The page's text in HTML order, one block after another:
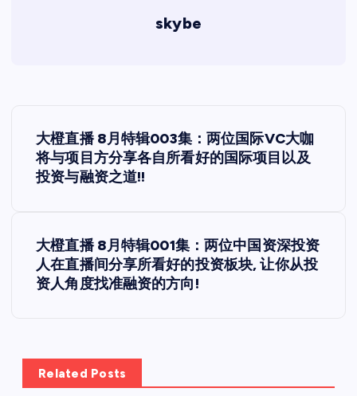
skybe
文
章
航
大橙直播 8月特辑003集：两位国际VC大咖
将与项目方分享各自所看好的国际项目以及
投资与融资之道!!
大橙直播 8月特辑001集：两位中国资深投资
人在直播间分享所看好的投资板块, 让你从投
资人角度找准融资的方向!
Related Posts